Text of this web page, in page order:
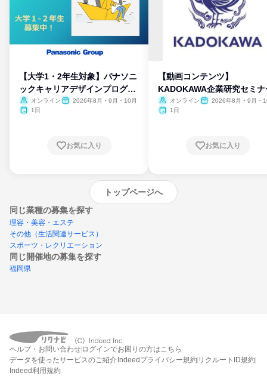
【大学1・2年生対象】パナソニ
ックキャリアデザインプログラ
ム
オンライン
2026年8月・9月・10月
1日
お気に入り
【動画コンテンツ】
KADOKAWA企業研究セミナ
オンライン
2026年8月・9月・
1日
お気に入り
トップページへ
同じ業種の募集を探す
理容・美容・エステ
その他（生活関連サービス）
スポーツ・レクリエーション
同じ開催地の募集を探す
福岡県
エントリーするとプログラムの詳細案内を
受け取れるようになります
ヘルプ・お問い合わせ ログインでお困りの方はこちら
データを使ったサービスのご紹介 Indeedプライバシー規約 リクルートID規約
Indeed利用規約